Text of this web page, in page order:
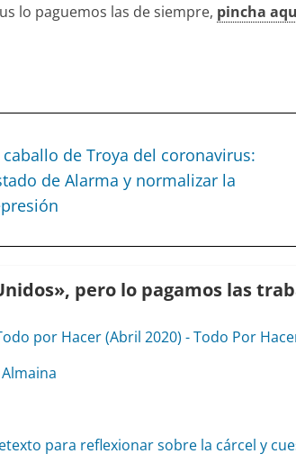
lo paguemos las de siempre, pincha
caballo de Troya del coronavirus:
de Alarma y normalizar la
pero lo pagamos las
por Hacer (Abril 2020) - Todo Por
para reflexionar sobre la cárcel y